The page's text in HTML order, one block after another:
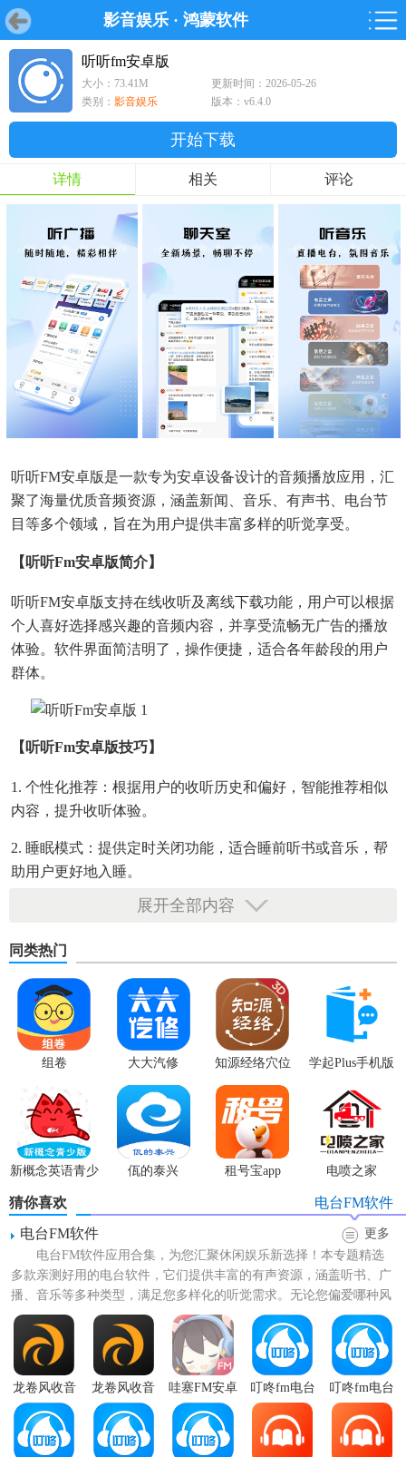
影音娱乐 · 鸿蒙软件
首页 游戏 软件
游戏 软件 鸿蒙
游戏
鸿蒙
软件
听听fm安卓版
大小：73.41M
更新时间：2026-05-26
类别： 影音娱乐 版本：v6.4.0
开始下载
详情 相关 评论
听听FM安卓版是一款专为安卓设备设计的音频播放应用，汇
聚了海量优质音频资源，涵盖新闻、音乐、有声书、电台节
目等多个领域，旨在为用户提供丰富多样的听觉享受。
【听听fm安卓版简介】
听听FM安卓版支持在线收听及离线下载功能，用户可以根据
个人喜好选择感兴趣的音频内容，并享受流畅无广告的播放
体验。软件界面简洁明了，操作便捷，适合各年龄段的用户
群体。
【听听fm安卓版技巧】
1. 个性化推荐：根据用户的收听历史和偏好，智能推荐相似
内容，提升收听体验。
2. 睡眠模式：提供定时关闭功能，适合睡前听书或音乐，帮
助用户更好地入睡。
3. 书签功能：支持为音频内容添加书签，方便下次继续收
1. 丰富内容：涵盖新闻资讯、热门音乐、经典老歌、儿童故
事、历史文学、科普知识等多个类别，满足不同用户需求。
2. 高清音质：支持多种音质选择，包括高清音质，确保用户
获得最佳的听觉享受。
3. 实时更新：定期更新音频库，确保用户能够听到最新的节
目和专辑。
4. 互动社区：内置用户社区，用户可以分享听后感、交流心
得，发现更多优质内容。
5. 离线下载：支持将喜欢的音频内容下载到本地，随时随地
收听。
【听听fm安卓版优势】
1. 用户体验佳：界面设计简洁美观，操作流畅，无需复杂设
置即可开始收听。
2. 内容丰富多样：无论是新闻资讯还是娱乐节目，都能找到
满足用户需求的音频内容。
展开全部内容
同类热门
组卷 大大汽修 知源经络穴位 学起Plus手机版
新概念英语青少
版
佤的泰兴 租号宝app 电喷之家
猜你喜欢
电台FM软件
电台FM软件
更多
电台FM软件应用合集，为您汇聚休闲娱乐新选择！本专题精选
多款亲测好用的电台软件，它们提供丰富的有声资源，涵盖听书、广
播、音乐等多种类型，满足您多样化的听觉需求。无论您偏爱哪种风
格，这里都有精品资源等您...
龙卷风收音
机手机版
龙卷风收音
机最新版本
哇塞FM安卓
版
叮咚fm电台
叮咚fm电台
手机app